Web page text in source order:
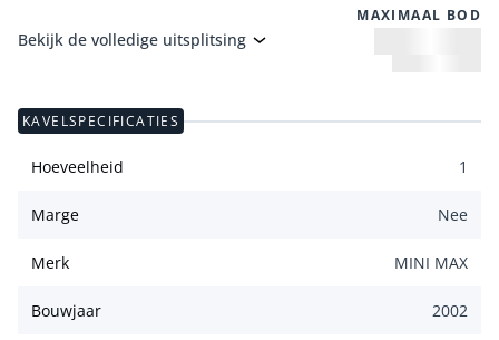
MAXIMAAL BOD
Bekijk de volledige uitsplitsing
KAVELSPECIFICATIES
Hoeveelheid 1
Marge Nee
Merk MINI MAX
Bouwjaar 2002